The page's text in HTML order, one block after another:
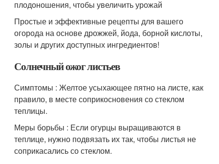
плодоношения, чтобы увеличить урожай
Простые и эффективные рецепты для вашего
огорода на основе дрожжей, йода, борной кислоты,
золы и других доступных ингредиентов!
Солнечный ожог листьев
Симптомы : Желтое усыхающее пятно на листе, как
правило, в месте соприкосновения со стеклом
теплицы.
Меры борьбы : Если огурцы выращиваются в
теплице, нужно подвязать их так, чтобы листья не
соприкасались со стеклом.